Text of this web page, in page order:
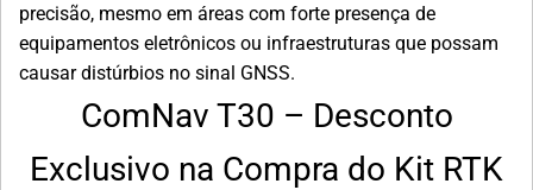
precisão, mesmo em áreas com forte presença de
equipamentos eletrônicos ou infraestruturas que possam
causar distúrbios no sinal GNSS.
ComNav T30 – Desconto
Exclusivo na Compra do Kit RTK